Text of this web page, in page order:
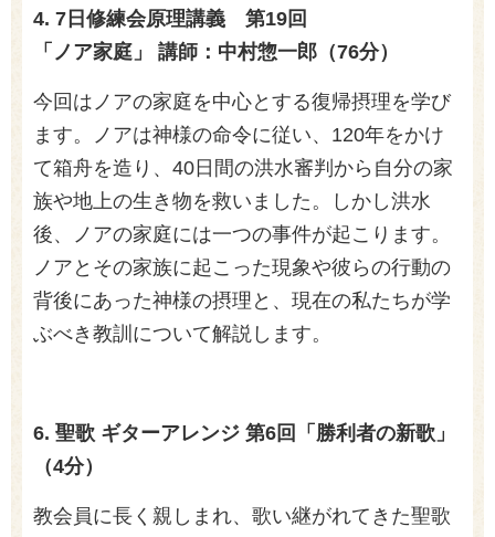
4. 7日修練会原理講義 第19回
「ノア家庭」 講師：中村惣一郎（76分）
今回はノアの家庭を中心とする復帰摂理を学び
ます。ノアは神様の命令に従い、120年をかけ
て箱舟を造り、40日間の洪水審判から自分の家
族や地上の生き物を救いました。しかし洪水
後、ノアの家庭には一つの事件が起こります。
ノアとその家族に起こった現象や彼らの行動の
背後にあった神様の摂理と、現在の私たちが学
ぶべき教訓について解説します。
6. 聖歌 ギターアレンジ 第6回「勝利者の新歌」
（4分）
教会員に長く親しまれ、歌い継がれてきた聖歌